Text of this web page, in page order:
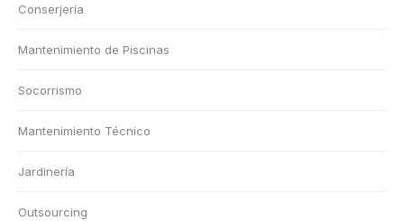
Conserjería
Mantenimiento de Piscinas
Socorrismo
Mantenimiento Técnico
Jardinería
Outsourcing